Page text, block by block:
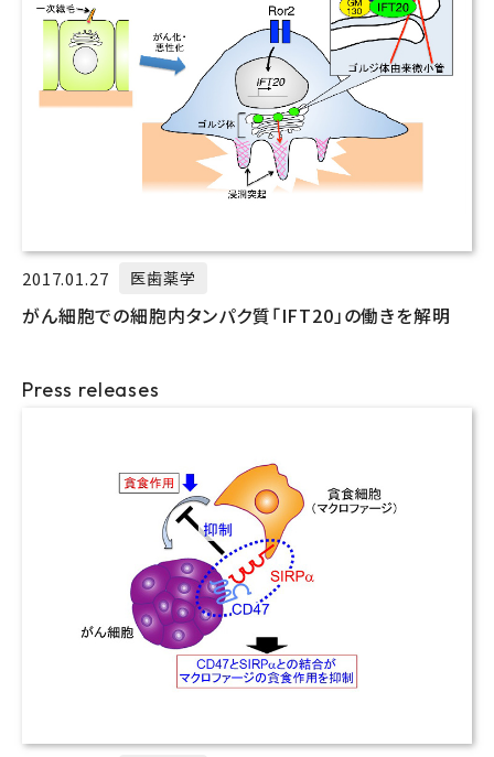
2017.01.27 医歯薬学
がん細胞での細胞内タンパク質「IFT20」の働きを解明
Press releases